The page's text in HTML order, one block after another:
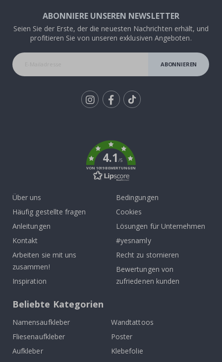
ABONNIERE UNSEREN NEWSLETTER
Seien Sie der Erste, der die neuesten Nachrichten erhält, und
profitieren Sie von unseren exklusiven Angeboten.
ABONNIEREN
4.1/5
VON 1019 BEWERTUNGEN
Über uns
Häufig gestellte fragen
Anleitungen
Kontakt
Arbeiten sie mit uns
zusammen!
Inspiration
Bedingungen
Cookies
Lösungen für Unternehmen
#yesnamly
Recht zu stornieren
Bewertungen von
zufriedenen kunden
Beliebte Kategorien
Namensaufkleber
Wandtattoos
Fliesenaufkleber
Poster
Aufkleber
Klebefolie